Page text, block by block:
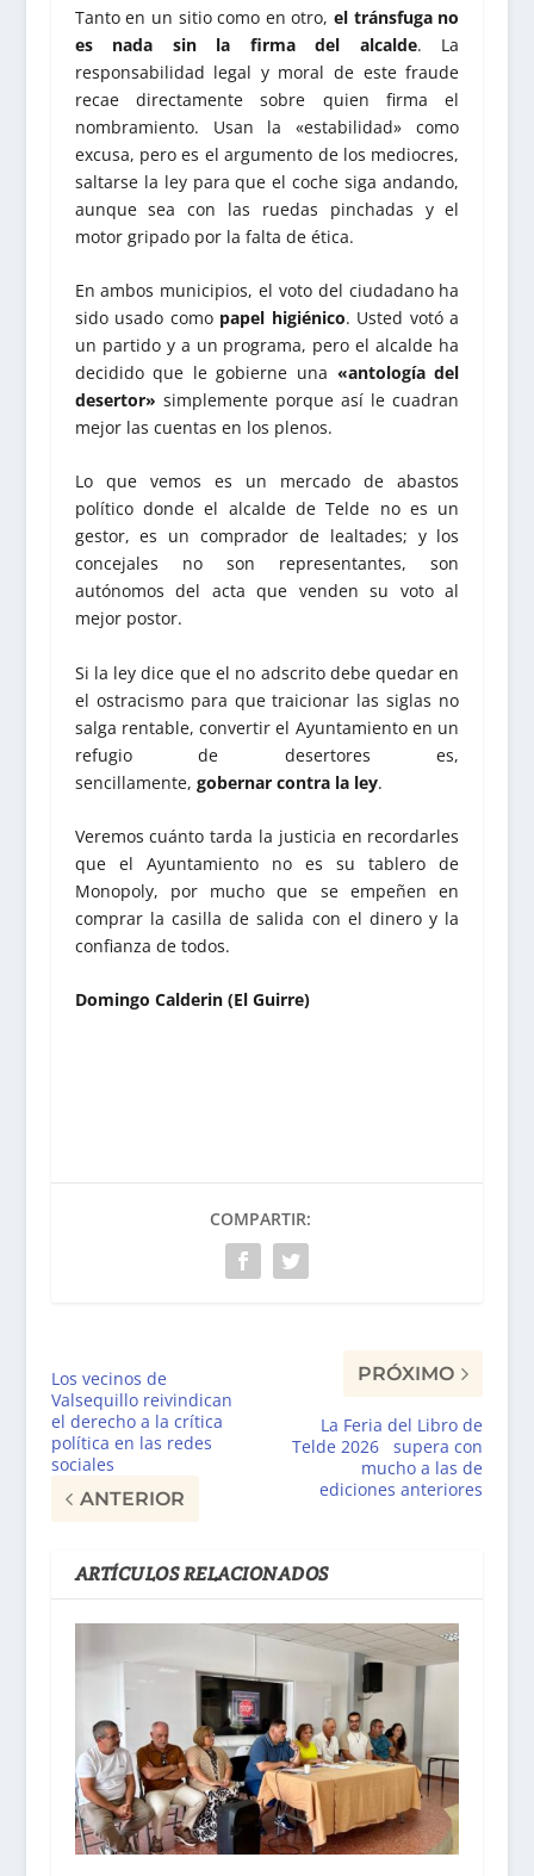
Tanto en un sitio como en otro,el tránsfuga no
es nada sin la firma del alcalde. La
responsabilidad legal y moral de este fraude
recae directamente sobre quien firma el
nombramiento. Usan la «estabilidad» como
excusa, pero es el argumento de los mediocres,
saltarse la ley para que el coche siga andando,
aunque sea con las ruedas pinchadas y el
motor gripado por la falta de ética.
En ambos municipios, el voto del ciudadano ha
sido usado como papel higiénico. Usted votó a
un partido y a un programa, pero el alcalde ha
decidido que le gobierne una «antología del
desertor» simplemente porque así le cuadran
mejor las cuentas en los plenos.
Lo que vemos es un mercado de abastos
político donde el alcalde de Telde no es un
gestor, es un comprador de lealtades; y los
concejales no son representantes, son
autónomos del acta que venden su voto al
mejor postor.
Si la ley dice que el no adscrito debe quedar en
el ostracismo para que traicionar las siglas no
salga rentable, convertir el Ayuntamiento en un
refugio de desertores es,
sencillamente, gobernar contra la ley.
Veremos cuánto tarda la justicia en recordarles
que el Ayuntamiento no es su tablero de
Monopoly, por mucho que se empeñen en
comprar la casilla de salida con el dinero y la
confianza de todos.
Domingo Calderin (El Guirre)
COMPARTIR:
Los vecinos de
Valsequillo reivindican
el derecho a la crítica
política en las redes
sociales
ANTERIOR
PRÓXIMO
La Feria del Libro de
Telde 2026 supera con
mucho a las de
ediciones anteriores
ARTÍCULOS RELACIONADOS